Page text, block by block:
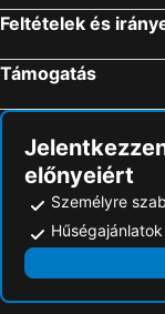
Velence, Veneto
Feltételek és
Támogatás
előnyeiért
Személyre